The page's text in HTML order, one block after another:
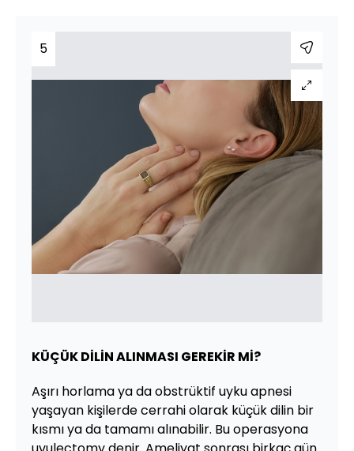
5
KÜÇÜK DİLİN ALINMASI GEREKİR Mİ?
Aşırı horlama ya da obstrüktif uyku apnesi
yaşayan kişilerde cerrahi olarak küçük dilin bir
kısmı ya da tamamı alınabilir. Bu operasyona